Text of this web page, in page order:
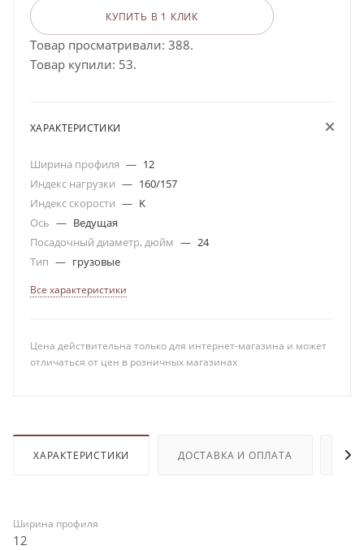
КУПИТЬ В 1 КЛИК
Товар просматривали: 388.
Товар купили: 53.
ХАРАКТЕРИСТИКИ
Ширина профиля — 12
Индекс нагрузки — 160/157
Индекс скорости — K
Ось — Ведущая
Посадочный диаметр, дюйм — 24
Тип — грузовые
Все характеристики
Цена действительна только для интернет-магазина и может
отличаться от цен в розничных магазинах
ХАРАКТЕРИСТИКИ ДОСТАВКА И ОПЛАТА
Ширина профиля
12